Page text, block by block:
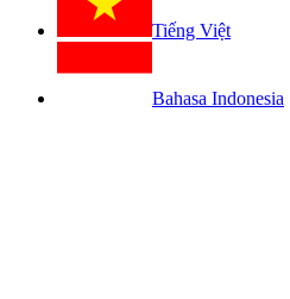
Tiếng Việt
Bahasa Indonesia